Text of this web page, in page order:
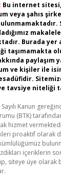
Bu internet
veya şahıs
Burada
taşımamakta
paylaşım
ve kişiler ile
tavsiye niteliği
Kanun
(BTK)
hizmet
proaktif olarak
içeriklerin
siteye üye olarak